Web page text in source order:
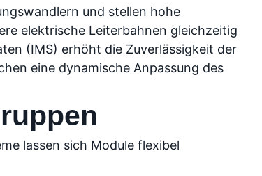
und stellen hohe
elektrische Leiterbahnen gleichzeitig
(IMS) erhöht die Zuverlässigkeit der
eine dynamische Anpassung des
lassen sich Module flexibel